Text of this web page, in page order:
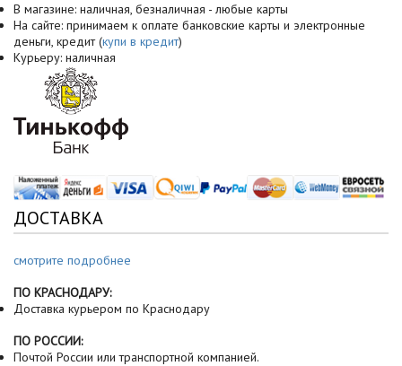
В магазине: наличная, безналичная - любые карты
На сайте: принимаем к оплате банковские карты и электронные
деньги, кредит (купи в кредит)
Курьеру: наличная
ДОСТАВКА
смотрите подробнее
ПО КРАСНОДАРУ:
Доставка курьером по Краснодару
ПО РОССИИ:
Почтой России или транспортной компанией.